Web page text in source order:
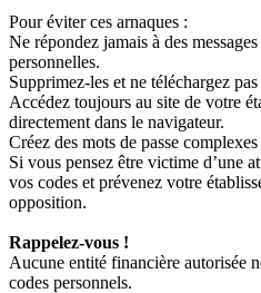
Pour éviter ces arnaques :
Ne répondez jamais à des
personnelles.
Supprimez‑les et ne téléchargez
Accédez toujours au site de votre
directement dans le navigateur.
Créez des mots de passe
Si vous pensez être victime d’une
vos codes et prévenez votre
opposition.
Rappelez‑vous !
Aucune entité financière autorisée
codes personnels.